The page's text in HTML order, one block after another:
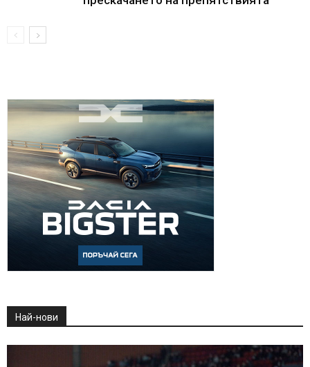
Най-нови